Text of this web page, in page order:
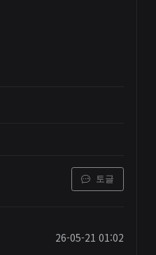
토글
26-05-21 01:02